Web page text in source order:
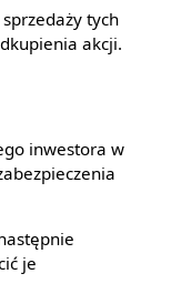
tych
akcji.
inwestora w
je